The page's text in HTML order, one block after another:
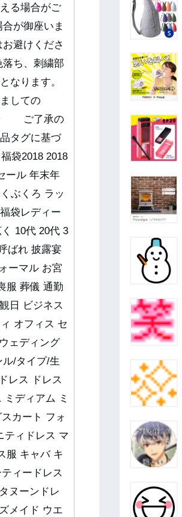
る場合がご
が御座いま
避けくださ
ち、刺繍部
ります。
ましての
で ご了承の
タグに基づ
袋2018 2018
ール 年末年
ぶくろ ラッ
袋レディー
10代 20代 3
ばれ 披露宴
ーマル お宮
服 葬儀 通勤
日 ビジネス
オフィス セ
ェディング
/タイプ/生
レス ドレス
ディアム ミ
カート フォ
ティドレス マ
服 キャバ キ
ィードレス
ヌーンドレ
メイド ウエ